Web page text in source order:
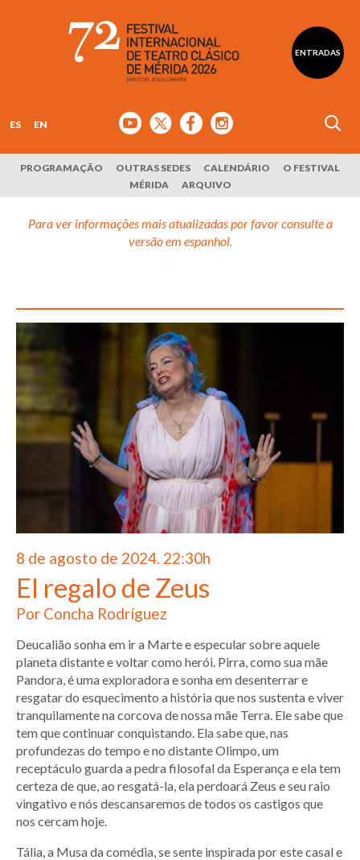
ENTRADAS
ES EN
PROGRAMAÇÃO OUTRAS SEDES CALENDÁRIO
O FESTIVAL
MÉRIDA
ARQUIVO
Para ver informações mais atualizadas por favor consulte a
versão em espanhol.
8 de agosto de 2024. 22:30h
El regalo de Zeus
Por Concha Rodríguez
Deucalião sonha em ir a Marte e especular sobre aquele
planeta distante e voltar como herói. Pirra, como sua mãe
Pandora, é uma exploradora e sonha em desenterrar e
resgatar do esquecimento a história que nos sustenta e viver
tranquilamente na corcova de nossa mãe Terra. Ele sabe que
tem que continuar conquistando. Ela sabe que, nas
profundezas do tempo e no distante Olimpo, um
receptáculo guarda a pedra filosofal da Esperança e ela tem
certeza de que, ao resgatá-la, ela perdoará Zeus e seu raio
vingativo e nós descansaremos de todos os castigos que
nos cercam hoje.
Tália, a Musa da comédia, se sente inspirada por este casal e